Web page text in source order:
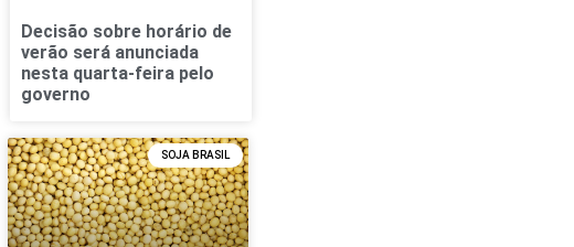
Decisão sobre horário de
verão será anunciada
nesta quarta-feira pelo
governo
SOJA BRASIL